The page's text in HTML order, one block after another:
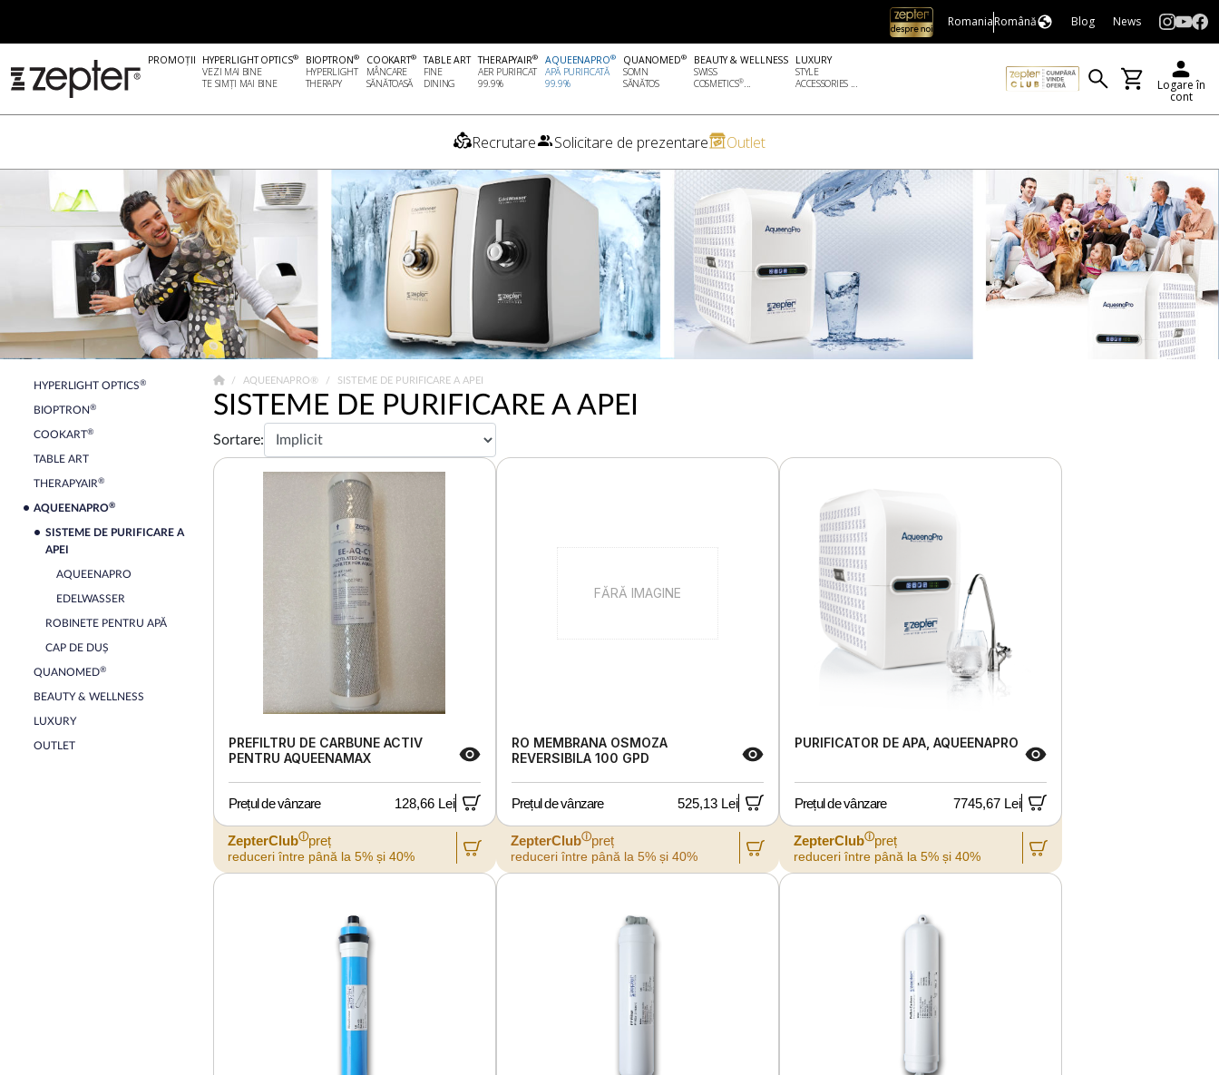
RomaniaRomână Blog News
PROMOȚII HYPERLIGHT OPTICS®
VEZI MAI BINE
TE SIMȚI MAI BINE
BIOPTRON®
HYPERLIGHT
THERAPY
COOKART®
MÂNCARE
SĂNĂTOASĂ
TABLE ART
FINE
DINING
THERAPYAIR®
AER PURIFICAT
99.9%
AQUEENAPRO®
APĂ PURIFICATĂ
99.9%
QUANOMED®
SOMN
SĂNĂTOS
BEAUTY & WELLNESS
SWISS
COSMETICS®...
LUXURY
STYLE
ACCESSORIES ...
Logare în
cont
Recrutare Solicitare de prezentare Outlet
HYPERLIGHT OPTICS®
BIOPTRON®
COOKART®
TABLE ART
THERAPYAIR®
AQUEENAPRO®
SISTEME DE PURIFICARE A
APEI
AQUEENAPRO
EDELWASSER
ROBINETE PENTRU APĂ
CAP DE DUȘ
QUANOMED®
BEAUTY & WELLNESS
LUXURY
OUTLET
AQUEENAPRO® SISTEME DE PURIFICARE A APEI
SISTEME DE PURIFICARE A APEI
Sortare:
PREFILTRU DE CARBUNE ACTIV
PENTRU AQUEENAMAX
Prețul de vânzare 128,66 Lei
ZepterClubⓘpreț
reduceri între până la 5% și 40%
FĂRĂ IMAGINE
RO MEMBRANA OSMOZA
REVERSIBILA 100 GPD
Prețul de vânzare 525,13 Lei
ZepterClubⓘpreț
reduceri între până la 5% și 40%
PURIFICATOR DE APA, AQUEENAPRO
Prețul de vânzare 7745,67 Lei
ZepterClubⓘpreț
reduceri între până la 5% și 40%